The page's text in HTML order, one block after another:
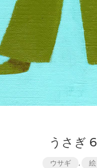
うさぎ 6
ウサギ , 絵